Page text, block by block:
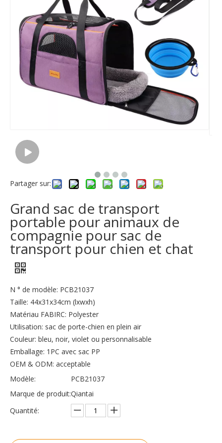
Partager sur:
Grand sac de transport
portable pour animaux de
compagnie pour sac de
transport pour chien et chat
N ° de modèle: PCB21037
Taille: 44x31x34cm (lxwxh)
Matériau FABIRC: Polyester
Utilisation: sac de porte-chien en plein air
Couleur: bleu, noir, violet ou personnalisable
Emballage: 1PC avec sac PP
OEM & ODM: acceptable
Modèle:
PCB21037
Marque de produit:Qiantai
Quantité: